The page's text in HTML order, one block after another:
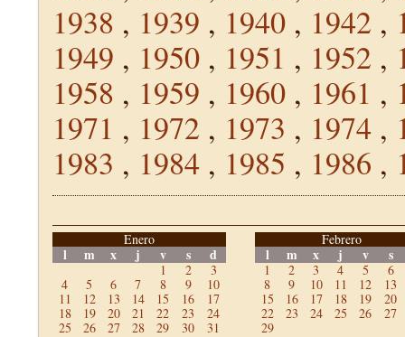
1938 , 1939 , 1940 , 1942 ,
1949 , 1950 , 1951 , 1952 ,
1958 , 1959 , 1960 , 1961 ,
1971 , 1972 , 1973 , 1974 ,
1983 , 1984 , 1985 , 1986 ,
Enero
l m x j v s d
1 2
3
4
5 6 7 8 9
10
11
12 13 14 15 16
17
18
19 20 21 22 23
24
25
26 27 28 29 30 31
Febrero
l m x j v s
1 2 3 4 5
6
8
9 10 11 12
13
15
16 17 18 19
20
22
23 24 25 26
27
29